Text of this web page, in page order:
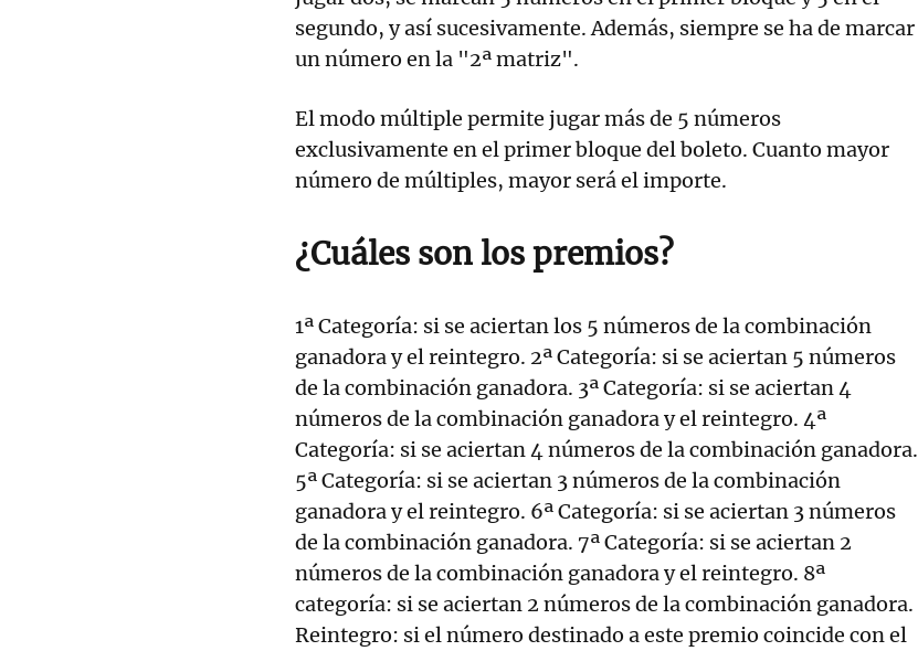
segundo, y así sucesivamente. Además, siempre se ha de marcar
un número en la "2ª matriz".
El modo múltiple permite jugar más de 5 números
exclusivamente en el primer bloque del boleto. Cuanto mayor
número de múltiples, mayor será el importe.
¿Cuáles son los premios?
1ª Categoría: si se aciertan los 5 números de la combinación
ganadora y el reintegro. 2ª Categoría: si se aciertan 5 números
de la combinación ganadora. 3ª Categoría: si se aciertan 4
números de la combinación ganadora y el reintegro. 4ª
Categoría: si se aciertan 4 números de la combinación ganadora.
5ª Categoría: si se aciertan 3 números de la combinación
ganadora y el reintegro. 6ª Categoría: si se aciertan 3 números
de la combinación ganadora. 7ª Categoría: si se aciertan 2
números de la combinación ganadora y el reintegro. 8ª
categoría: si se aciertan 2 números de la combinación ganadora.
Reintegro: si el número destinado a este premio coincide con el